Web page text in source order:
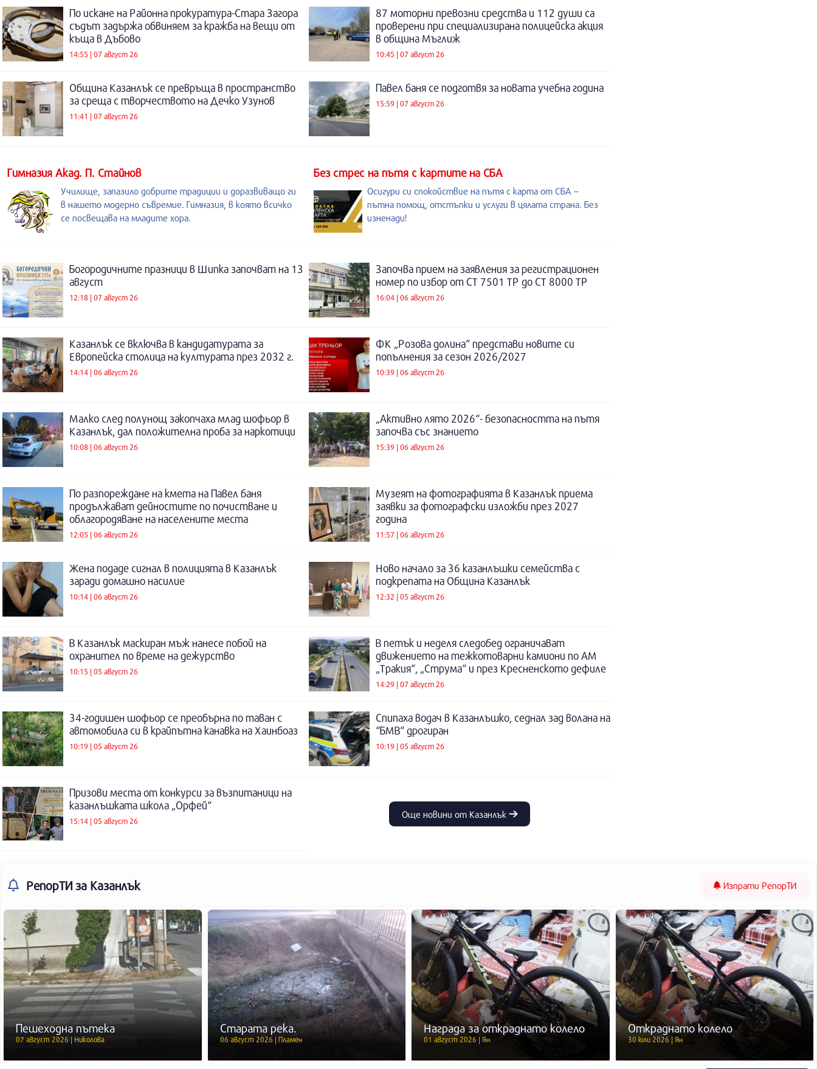
По искане на Районна прокуратура-Стара Загора
съдът задържа обвиняем за кражба на вещи от
къща в Дъбово
14:55 | 07 август 26
87 моторни превозни средства и 112 души са
проверени при специализирана полицейска акция
в община Мъглиж
10:45 | 07 август 26
Община Казанлък се превръща в пространство
за среща с творчеството на Дечко Узунов
11:41 | 07 август 26
Павел баня се подготвя за новата учебна година
15:59 | 07 август 26
Гимназия Акад. П. Стайнов
Училище, запазило добрите традиции и доразвиващо ги
в нашето модерно съвремие. Гимназия, в която всичко
се посвещава на младите хора.
Без стрес на пътя с картите на СБА
Осигури си спокойствие на пътя с карта от СБА –
пътна помощ, отстъпки и услуги в цялата страна. Без
изненади!
Богородичните празници в Шипка започват на 13
август
12:18 | 07 август 26
Започва прием на заявления за регистрационен
номер по избор от СТ 7501 ТР до СТ 8000 ТР
16:04 | 06 август 26
Казанлък се включва в кандидатурата за
Европейска столица на културата през 2032 г.
14:14 | 06 август 26
ФК „Розова долина“ представи новите си
попълнения за сезон 2026/2027
10:39 | 06 август 26
Малко след полунощ закопчаха млад шофьор в
Казанлък, дал положителна проба за наркотици
10:08 | 06 август 26
„Активно лято 2026“- безопасността на пътя
започва със знанието
15:39 | 06 август 26
По разпореждане на кмета на Павел баня
продължават дейностите по почистване и
облагородяване на населените места
12:05 | 06 август 26
Музеят на фотографията в Казанлък приема
заявки за фотографски изложби през 2027
година
11:57 | 06 август 26
Жена подаде сигнал в полицията в Казанлък
заради домашно насилие
10:14 | 06 август 26
Ново начало за 36 казанлъшки семейства с
подкрепата на Община Казанлък
12:32 | 05 август 26
В Казанлък маскиран мъж нанесе побой на
охранител по време на дежурство
10:15 | 05 август 26
В петък и неделя следобед ограничават
движението на тежкотоварни камиони по АМ
„Тракия“, „Струма“ и през Кресненското дефиле
14:29 | 07 август 26
34-годишен шофьор се преобърна по таван с
автомобила си в крайпътна канавка на Хаинбоаз
10:19 | 05 август 26
Спипаха водач в Казанлъшко, седнал зад волана на
“БМВ“ дрогиран
10:19 | 05 август 26
Призови места от конкурси за възпитаници на
казанлъшката школа „Орфей“
15:14 | 05 август 26
Още новини от Казанлък
РепорТИ за Казанлък Изпрати РепорТИ
Пешеходна пътека
07 август 2026 | Николова
Старата река.
06 август 2026 | Пламен
Награда за откраднато колело
01 август 2026 | Ян
Откраднато колело
30 юли 2026 | Ян